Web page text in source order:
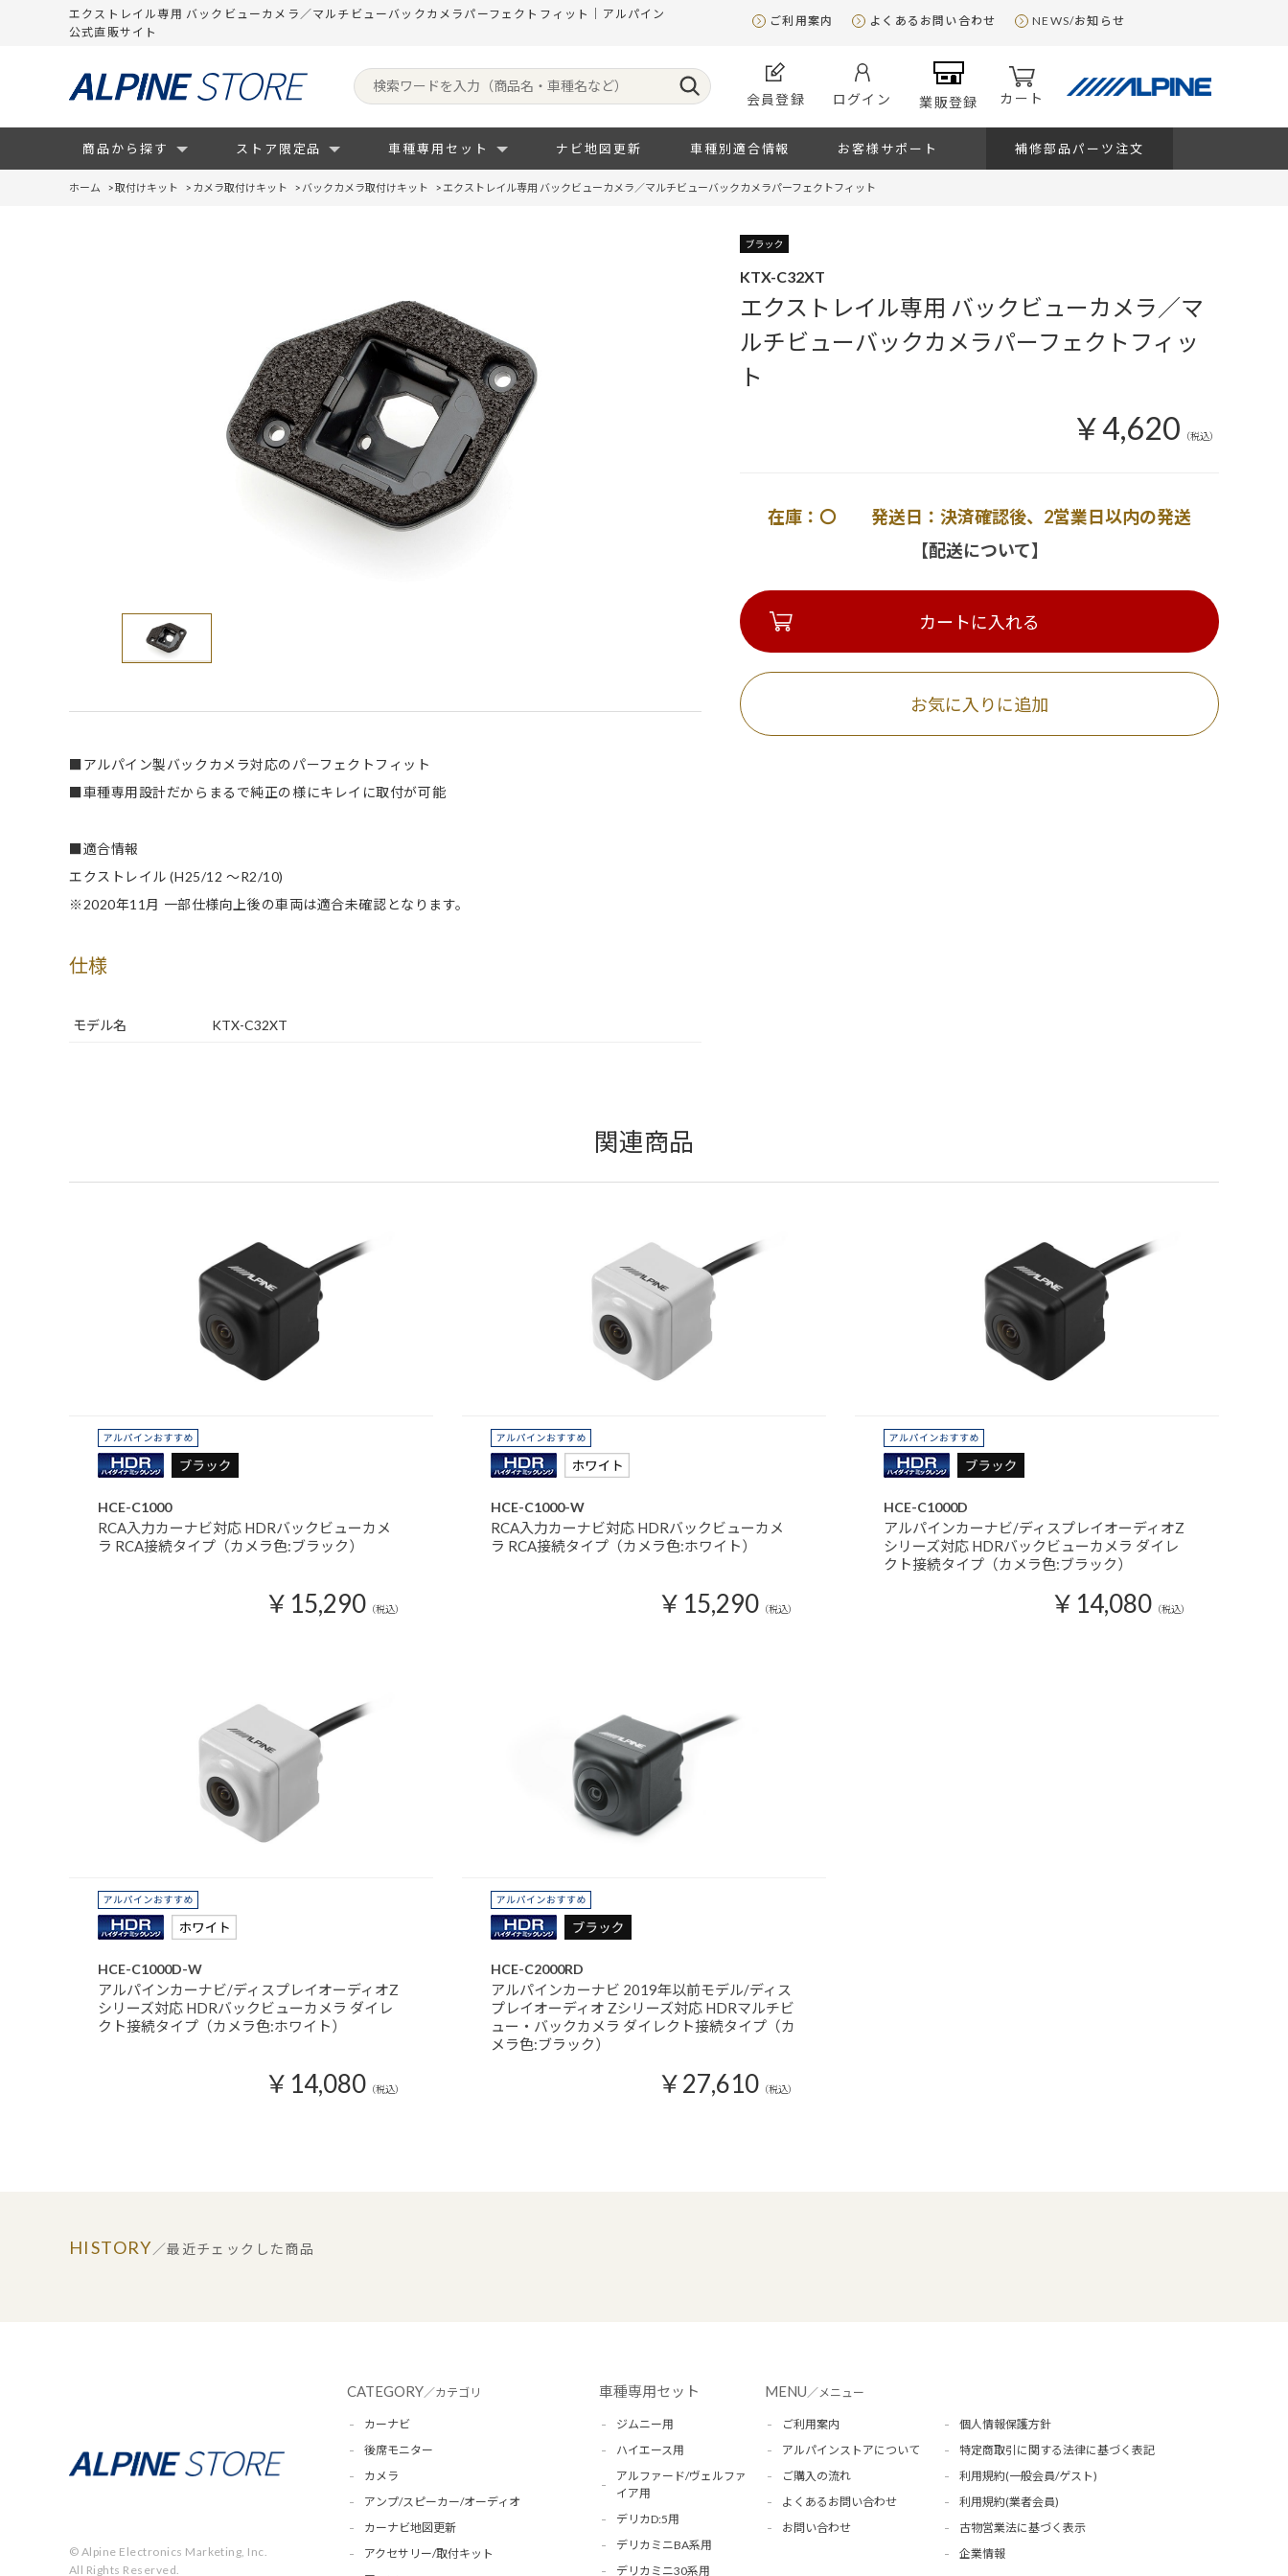
エクストレイル専用 バックビューカメラ／マルチビューバックカメラパーフェクトフィット｜アルパイン
公式直販サイト
ご利用案内 よくあるお問い合わせ NEWS/お知らせ
会員登録 ログイン 業販登録 カート
商品から探す ストア限定品 車種専用セット ナビ地図更新 車種別適合情報 お客様サポート 補修部品パーツ注文
ホーム >取付けキット > カメラ取付けキット > バックカメラ取付けキット > エクストレイル専用 バックビューカメラ／マルチビューバックカメラパーフェクトフィット
■アルパイン製バックカメラ対応のパーフェクトフィット
■車種専用設計だからまるで純正の様にキレイに取付が可能
■適合情報
エクストレイル (H25/12 ～R2/10)
※2020年11月 一部仕様向上後の車両は適合未確認となります。
仕様
モデル名 KTX-C32XT
KTX-C32XT
エクストレイル専用 バックビューカメラ／マ
ルチビューバックカメラパーフェクトフィッ
ト
￥4,620 （税込）
在庫：〇 発送日：決済確認後、2営業日以内の発送
【配送について】
カートに入れる
お気に入りに追加
関連商品
HCE-C1000
RCA入力カーナビ対応 HDRバックビューカメ
ラ RCA接続タイプ（カメラ色:ブラック）
￥15,290 （税込）
HCE-C1000-W
RCA入力カーナビ対応 HDRバックビューカメ
ラ RCA接続タイプ（カメラ色:ホワイト）
￥15,290 （税込）
HCE-C1000D
アルパインカーナビ/ディスプレイオーディオZ
シリーズ対応 HDRバックビューカメラ ダイレ
クト接続タイプ（カメラ色:ブラック）
￥14,080 （税込）
HCE-C1000D-W
アルパインカーナビ/ディスプレイオーディオZ
シリーズ対応 HDRバックビューカメラ ダイレ
クト接続タイプ（カメラ色:ホワイト）
￥14,080 （税込）
HCE-C2000RD
アルパインカーナビ 2019年以前モデル/ディス
プレイオーディオ Zシリーズ対応 HDRマルチビ
ュー・バックカメラ ダイレクト接続タイプ（カ
メラ色:ブラック）
￥27,610 （税込）
HISTORY／最近チェックした商品
© Alpine Electronics Marketing, Inc.
All Rights Reserved.
CATEGORY／カテゴリ
カーナビ
後席モニター
カメラ
アンプ/スピーカー/オーディオ
カーナビ地図更新
アクセサリー/取付キット
車種専用セット
ジムニー用
ハイエース用
アルファード/ヴェルファ
イア用
デリカD:5用
デリカミニBA系用
デリカミニ30系用
MENU／メニュー
ご利用案内
アルパインストアについて
ご購入の流れ
よくあるお問い合わせ
お問い合わせ
個人情報保護方針
特定商取引に関する法律に基づく表記
利用規約(一般会員/ゲスト)
利用規約(業者会員)
古物営業法に基づく表示
企業情報